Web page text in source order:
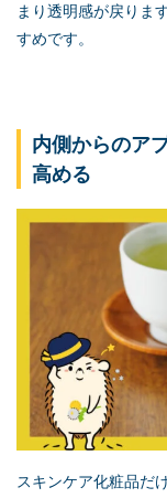
まり透明感が戻りま
すめです。
内側からのア
高める
スキンケア化粧品だ